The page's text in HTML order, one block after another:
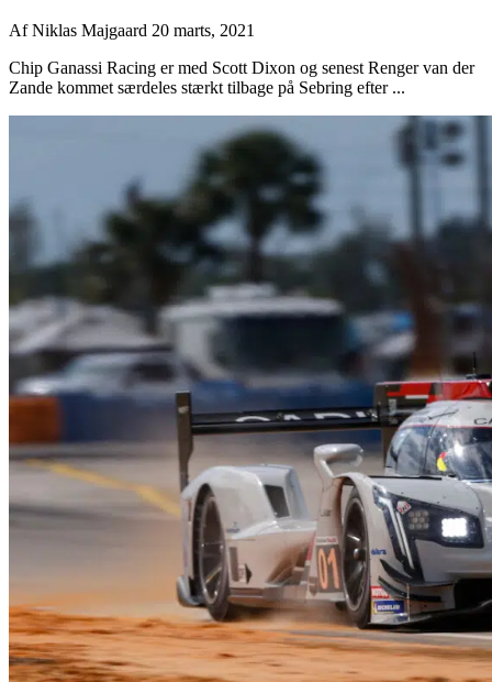
AfNiklas Majgaard 20 marts, 2021
Chip Ganassi Racing er med Scott Dixon og senest Renger van der
Zande kommet særdeles stærkt tilbage på Sebring efter ...